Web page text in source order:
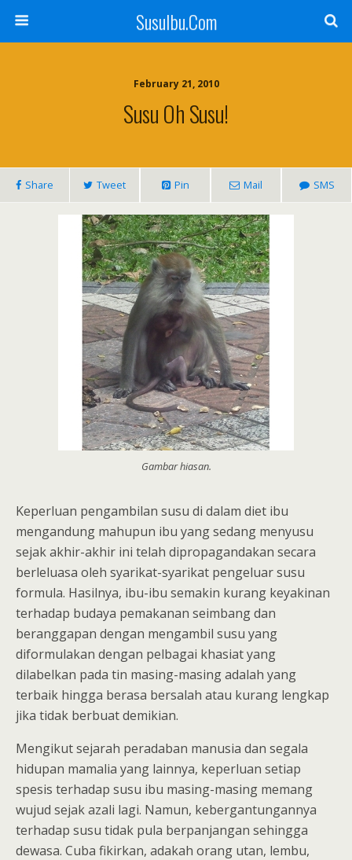
SusuIbu.Com
February 21, 2010
Susu Oh Susu!
Share Tweet Pin Mail SMS
Gambar hiasan.
Keperluan pengambilan susu di dalam diet ibu
mengandung mahupun ibu yang sedang menyusu
sejak akhir-akhir ini telah dipropagandakan secara
berleluasa oleh syarikat-syarikat pengeluar susu
formula. Hasilnya, ibu-ibu semakin kurang keyakinan
terhadap budaya pemakanan seimbang dan
beranggapan dengan mengambil susu yang
diformulakan dengan pelbagai khasiat yang
dilabelkan pada tin masing-masing adalah yang
terbaik hingga berasa bersalah atau kurang lengkap
jika tidak berbuat demikian.
Mengikut sejarah peradaban manusia dan segala
hidupan mamalia yang lainnya, keperluan setiap
spesis terhadap susu ibu masing-masing memang
wujud sejak azali lagi. Namun, kebergantungannya
terhadap susu tidak pula berpanjangan sehingga
dewasa. Cuba fikirkan, adakah orang utan, lembu,